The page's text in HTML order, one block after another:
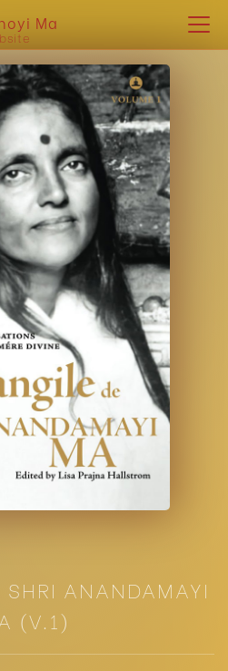
Ma
SHRI ANANDAMAYI
(V.1)